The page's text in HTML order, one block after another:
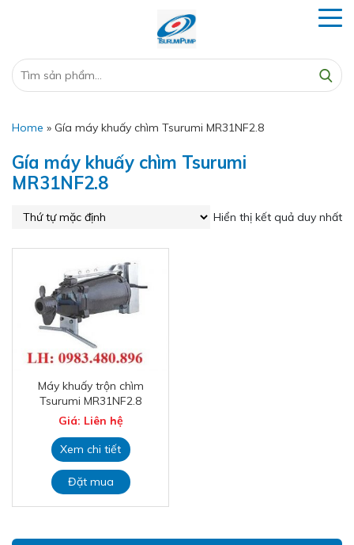
Home » Gía máy khuấy chìm Tsurumi MR31NF2.8
Gía máy khuấy chìm Tsurumi
MR31NF2.8
Hiển thị kết quả duy nhất
Máy khuấy trộn chìm
Tsurumi MR31NF2.8
Giá: Liên hệ
Xem chi tiết
Đặt mua